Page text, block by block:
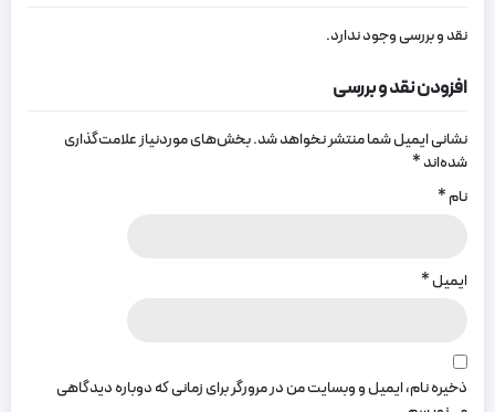
نقد و بررسی وجود ندارد.
افزودن نقد و بررسی
نشانی ایمیل شما منتشر نخواهد شد.بخش‌های موردنیاز علامت‌گذاری
شده‌اند*
نام*
ایمیل*
ذخیره نام، ایمیل و وبسایت من در مرورگر برای زمانی که دوباره دیدگاهی